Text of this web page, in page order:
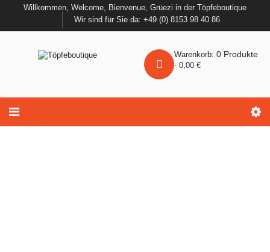
Willkommen, Welcome, Bienvenue, Grüezi in der Töpfeboutique
Wir sind für Sie da: +49 (0) 8153 98 40 86
Warenkorb: 0 Produkte
- 0,00 €